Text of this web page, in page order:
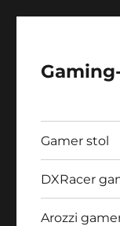
Gamer stol
DXRacer
Arozzi